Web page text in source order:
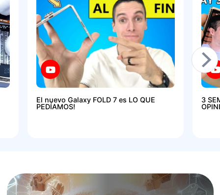
El nuevo Galaxy FOLD 7 es LO QUE
PEDÍAMOS!
3